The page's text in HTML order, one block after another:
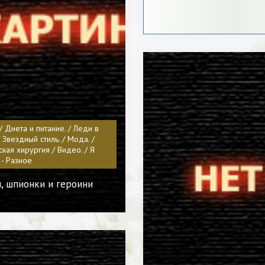
Диета и питание. / Леди в
стиль. / Мода. /
хирургия / Видео. / Я
Разное
шпионки и героини